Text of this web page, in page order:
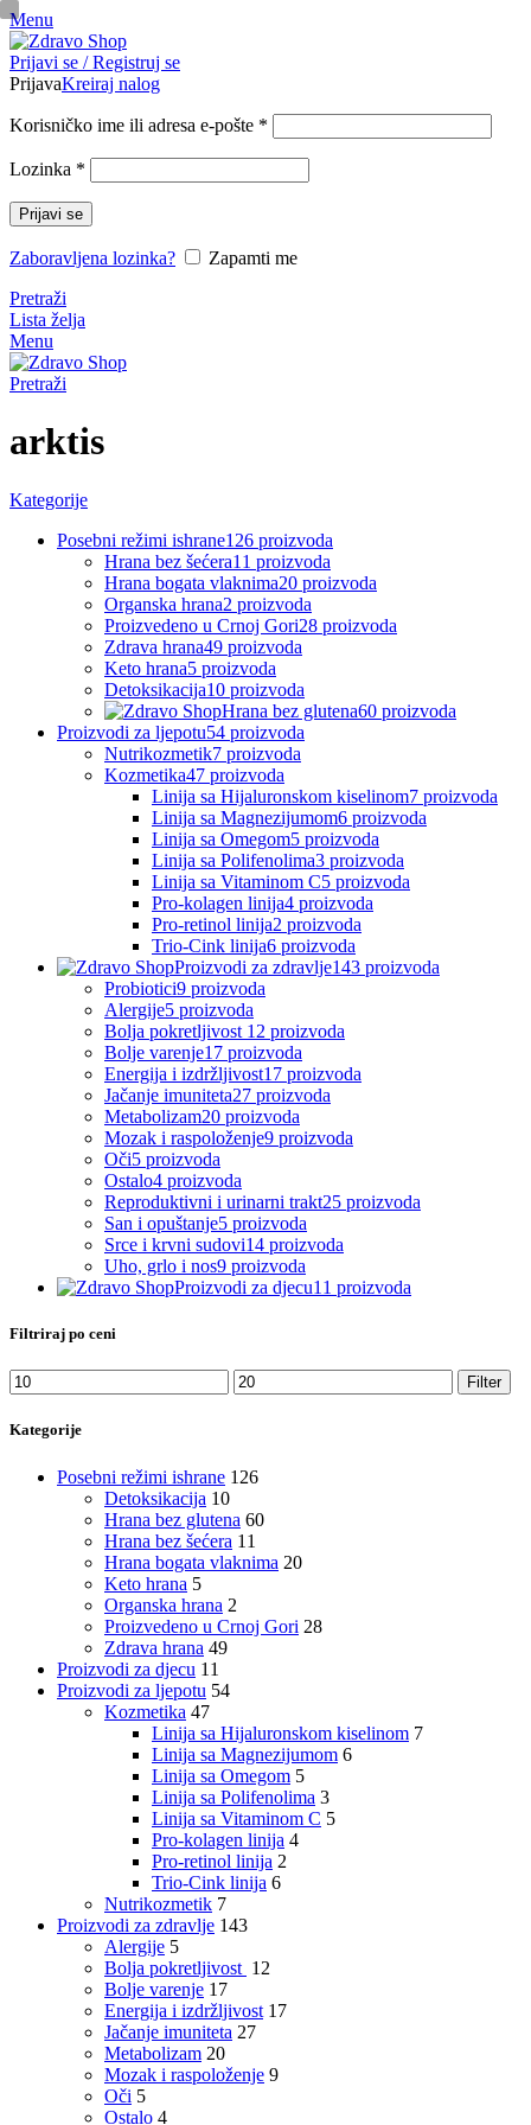
Menu
Prijavi se / Registruj se
PrijavaKreiraj nalog
Korisničko ime ili adresa e-pošte *
Lozinka *
Prijavi se
Zaboravljena lozinka?
Zapamti me
Pretraži
Lista želja
Menu
Pretraži
arktis
Kategorije
Posebni režimi ishrane126 proizvoda
Hrana bez šećera11 proizvoda
Hrana bogata vlaknima20 proizvoda
Organska hrana2 proizvoda
Proizvedeno u Crnoj Gori28 proizvoda
Zdrava hrana49 proizvoda
Keto hrana5 proizvoda
Detoksikacija10 proizvoda
Hrana bez glutena60 proizvoda
Proizvodi za ljepotu54 proizvoda
Nutrikozmetik7 proizvoda
Kozmetika47 proizvoda
Linija sa Hijaluronskom kiselinom7 proizvoda
Linija sa Magnezijumom6 proizvoda
Linija sa Omegom5 proizvoda
Linija sa Polifenolima3 proizvoda
Linija sa Vitaminom C5 proizvoda
Pro-kolagen linija4 proizvoda
Pro-retinol linija2 proizvoda
Trio-Cink linija6 proizvoda
Proizvodi za zdravlje143 proizvoda
Probiotici9 proizvoda
Alergije5 proizvoda
Bolja pokretljivost 12 proizvoda
Bolje varenje17 proizvoda
Energija i izdržljivost17 proizvoda
Jačanje imuniteta27 proizvoda
Metabolizam20 proizvoda
Mozak i raspoloženje9 proizvoda
Oči5 proizvoda
Ostalo4 proizvoda
Reproduktivni i urinarni trakt25 proizvoda
San i opuštanje5 proizvoda
Srce i krvni sudovi14 proizvoda
Uho, grlo i nos9 proizvoda
Proizvodi za djecu11 proizvoda
Filtriraj po ceni
Minimalna
cena
Maksimalna
cena
Filter
Kategorije
Posebni režimi ishrane 126
Detoksikacija 10
Hrana bez glutena 60
Hrana bez šećera 11
Hrana bogata vlaknima 20
Keto hrana 5
Organska hrana 2
Proizvedeno u Crnoj Gori 28
Zdrava hrana 49
Proizvodi za djecu 11
Proizvodi za ljepotu 54
Kozmetika 47
Linija sa Hijaluronskom kiselinom 7
Linija sa Magnezijumom 6
Linija sa Omegom 5
Linija sa Polifenolima 3
Linija sa Vitaminom C 5
Pro-kolagen linija 4
Pro-retinol linija 2
Trio-Cink linija 6
Nutrikozmetik 7
Proizvodi za zdravlje 143
Alergije 5
Bolja pokretljivost 12
Bolje varenje 17
Energija i izdržljivost 17
Jačanje imuniteta 27
Metabolizam 20
Mozak i raspoloženje 9
Oči 5
Ostalo 4